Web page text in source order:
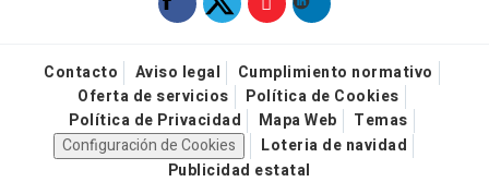
Contacto Aviso legal
Cumplimiento normativo
Oferta de servicios
Política de Cookies
Política de Privacidad
Mapa Web
Temas
Configuración de Cookies
Loteria de navidad
Publicidad estatal